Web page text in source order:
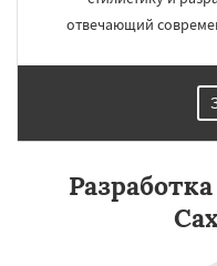
отвечающий